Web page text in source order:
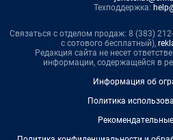
Техподдержка:
Связаться с отделом продаж: 8 (383)
с сотового бесплатный),
Редакция сайта не несет
информации, содержащейся в
Информация об
Политика